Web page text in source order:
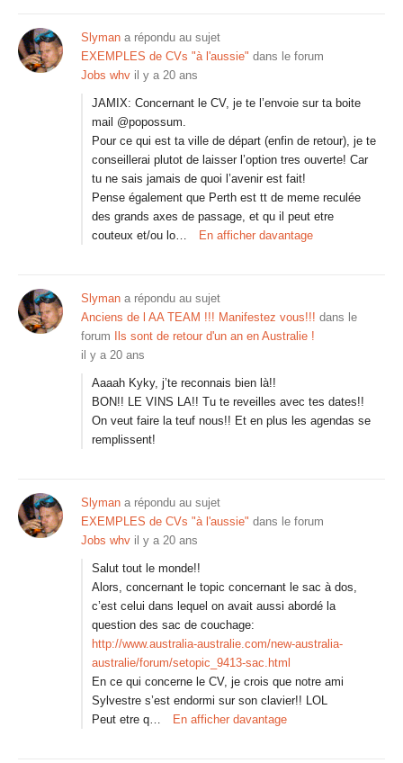
Slyman a répondu au sujet
EXEMPLES de CVs "à l'aussie" dans le forum
Jobs whv il y a 20 ans
JAMIX: Concernant le CV, je te l’envoie sur ta boite
mail @popossum.
Pour ce qui est ta ville de départ (enfin de retour), je te
conseillerai plutot de laisser l’option tres ouverte! Car
tu ne sais jamais de quoi l’avenir est fait!
Pense également que Perth est tt de meme reculée
des grands axes de passage, et qu il peut etre
couteux et/ou lo…
En afficher davantage
Slyman a répondu au sujet
Anciens de l AA TEAM !!! Manifestez vous!!! dans le
forum
Ils sont de retour d'un an en Australie !
il y a 20 ans
Aaaah Kyky, j’te reconnais bien là!!
BON!! LE VINS LA!! Tu te reveilles avec tes dates!!
On veut faire la teuf nous!! Et en plus les agendas se
remplissent!
Slyman a répondu au sujet
EXEMPLES de CVs "à l'aussie" dans le forum
Jobs whv il y a 20 ans
Salut tout le monde!!
Alors, concernant le topic concernant le sac à dos,
c’est celui dans lequel on avait aussi abordé la
question des sac de couchage:
http://www.australia-australie.com/new-australia-
australie/forum/setopic_9413-sac.html
En ce qui concerne le CV, je crois que notre ami
Sylvestre s’est endormi sur son clavier!! LOL
Peut etre q…
En afficher davantage